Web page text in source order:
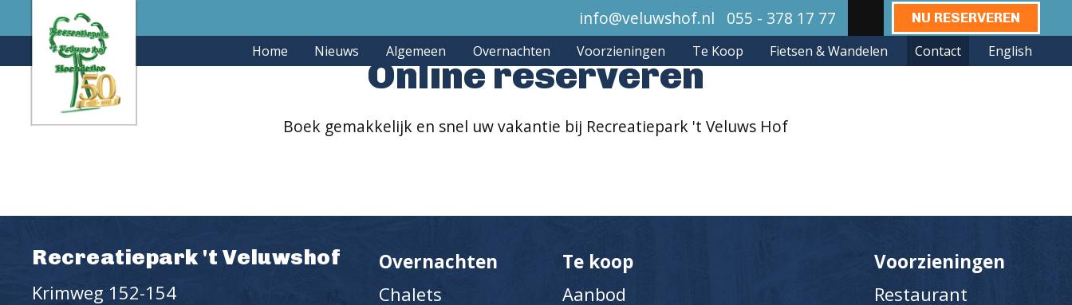
info@veluwshof.nl 055 - 378 17 77 NU RESERVEREN
Zoeken:
Home Nieuws Algemeen Overnachten Voorzieningen Te Koop Fietsen & Wandelen Contact English
Home
Online reserveren
Boek gemakkelijk en snel uw vakantie bij Recreatiepark 't Veluws Hof
Recreatiepark 't Veluwshof
Krimweg 152-154
Overnachten
Chalets
Te koop
Aanbod
Voorzieningen
Restaurant